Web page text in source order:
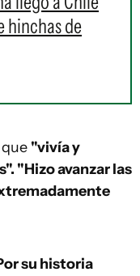
hinchas de
"vivía y
"Hizo avanzar las
su historia